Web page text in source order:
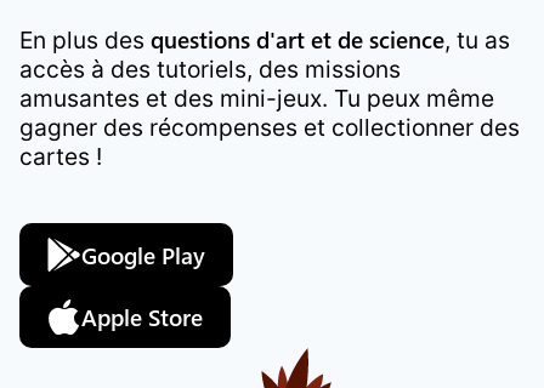
En plus des questions d'art et de science, tu as
accès à des tutoriels, des missions
amusantes et des mini-jeux. Tu peux même
gagner des récompenses et collectionner des
cartes !
Google Play
Apple Store